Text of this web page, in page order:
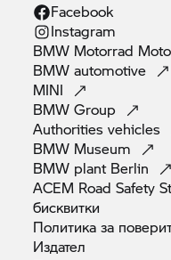
Facebook
Instagram
BMW Motorrad
BMWautomotive
MINI
BMWGroup
Authoritiesvehicles
BMW Museum
BMW plant Berlin
ACEM Road Safety
бисквитки
Политика за
Издател